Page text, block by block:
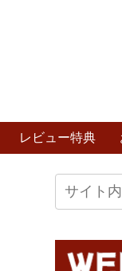
レビュー特典